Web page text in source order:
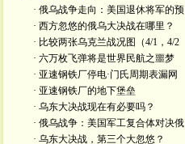
· 俄乌战争走向：美国退休将军的预
· 西方忽悠的俄乌大决战在哪里？
· 比较两张乌克兰战况图（4/1，4/2
· 六万枚飞弹将是世界民航之噩梦
· 亚速钢铁厂停电·门氏周期表漏网
· 亚速钢铁厂的地下堡垒
· 乌东大决战现在有必要吗？
· 俄乌战争：美国军工复合体对决俄
· 乌东大决战，第三个大忽悠？